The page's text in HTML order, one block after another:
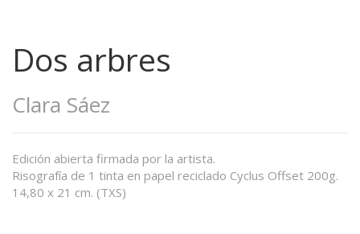
Dos arbres
Clara Sáez
Edición abierta firmada por la artista.
Risografía de 1 tinta en papel reciclado Cyclus Offset 200g.
14,80 x 21 cm. (TXS)